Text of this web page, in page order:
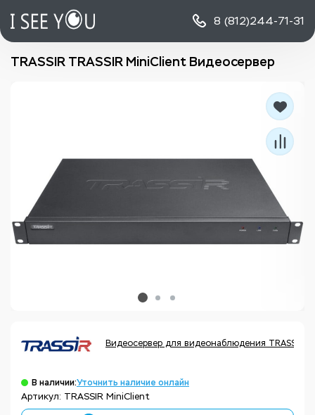
8 (812)244-71-31
TRASSIR TRASSIR MiniClient Видеосервер
Видеосервер для видеонаблюдения TRASSIR
В наличии:Уточнить наличие онлайн
Артикул: TRASSIR MiniClient